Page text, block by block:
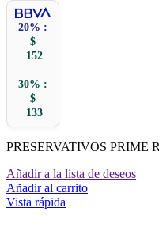
20% :
$
152
30% :
$
133
PRESERVATIVOS PRIME
Añadir a la lista de deseos
Añadir al carrito
Vista rápida